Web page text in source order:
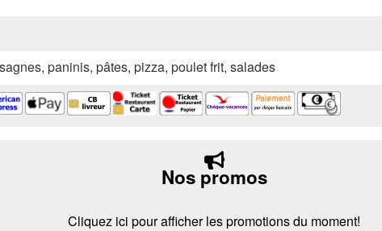
paninis, pâtes, pizza, poulet frit, salades
Nos promos
Cliquez ici pour afficher les promotions du moment!